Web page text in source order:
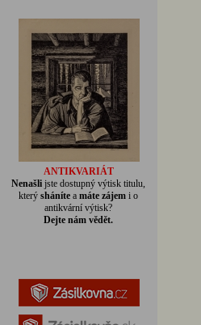
ANTIKVARIÁT
Nenašli jste dostupný výtisk titulu,
kterýsháníte amáte zájem i o
antikvární výtisk?
Dejte nám vědět.